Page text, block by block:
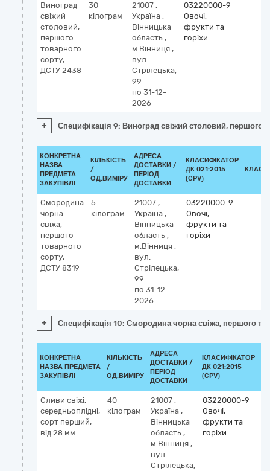
Виноград
свіжий
столовий,
першого
товарного
сорту,
ДСТУ 2438
30
кілограм
21007 ,
Україна ,
Вінницька
область ,
м.Вінниця ,
вул.
Стрілецька,
99
по 31-12-
2026
03220000-9
Овочі,
фрукти та
горіхи
+ Специфікація 9: Виноград свіжий столовий, першого
КОНКРЕТНА
НАЗВА
ПРЕДМЕТА
ЗАКУПІВЛІ
КІЛЬКІСТЬ
/
ОД.ВИМІРУ
АДРЕСА
ДОСТАВКИ /
ПЕРІОД
ДОСТАВКИ
КЛАСИФІКАТОР
ДК 021:2015
(CPV)
Смородина
чорна
свіжа,
першого
товарного
сорту,
ДСТУ 8319
5
кілограм
21007 ,
Україна ,
Вінницька
область ,
м.Вінниця ,
вул.
Стрілецька,
99
по 31-12-
2026
03220000-9
Овочі,
фрукти та
горіхи
+ Специфікація 10: Смородина чорна свіжа, першого
КОНКРЕТНА
НАЗВА ПРЕДМЕТА
ЗАКУПІВЛІ
КІЛЬКІСТЬ
/
ОД.ВИМІРУ
АДРЕСА
ДОСТАВКИ /
ПЕРІОД
ДОСТАВКИ
КЛАСИФІКАТОР
ДК 021:2015
(CPV)
Сливи свіжі,
середньоплідні,
сорт перший,
від 28 мм
40
кілограм
21007 ,
Україна ,
Вінницька
область ,
м.Вінниця ,
вул.
Стрілецька,
03220000-9
Овочі,
фрукти та
горіхи